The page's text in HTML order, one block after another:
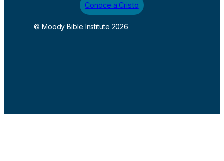
Conoce a Cristo
© Moody Bible Institute 2026